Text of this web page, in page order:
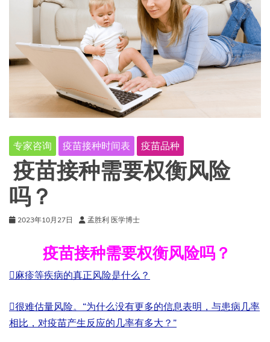
专家咨询 疫苗接种时间表 疫苗品种
疫苗接种需要权衡风险
吗？
2023年10月27日 孟胜利 医学博士
疫苗接种需要权衡风险吗？
麻疹等疾病的真正风险是什么？
很难估量风险。“为什么没有更多的信息表明，与患病几率
相比，对疫苗产生反应的几率有多大？”